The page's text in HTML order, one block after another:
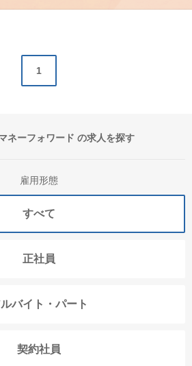
1
ネーフォワード の求人を探す
雇用形態
すべて
正社員
バイト・パート
契約社員